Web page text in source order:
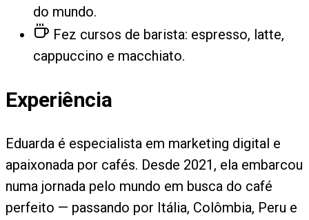
do mundo.
Fez cursos de barista: espresso, latte,
cappuccino e macchiato.
Experiência
Eduarda é especialista em marketing digital e
apaixonada por cafés. Desde 2021, ela embarcou
numa jornada pelo mundo em busca do café
perfeito — passando por Itália, Colômbia, Peru e